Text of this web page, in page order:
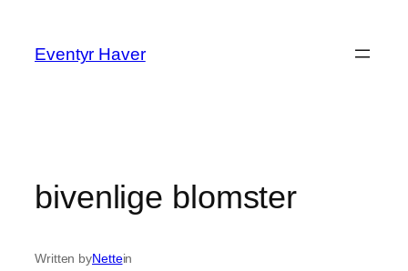
indhold
Eventyr Haver
bivenlige blomster
Written byNettein